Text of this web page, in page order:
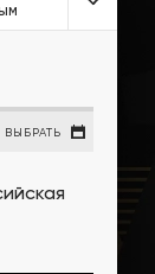
ВЫБРАТЬ